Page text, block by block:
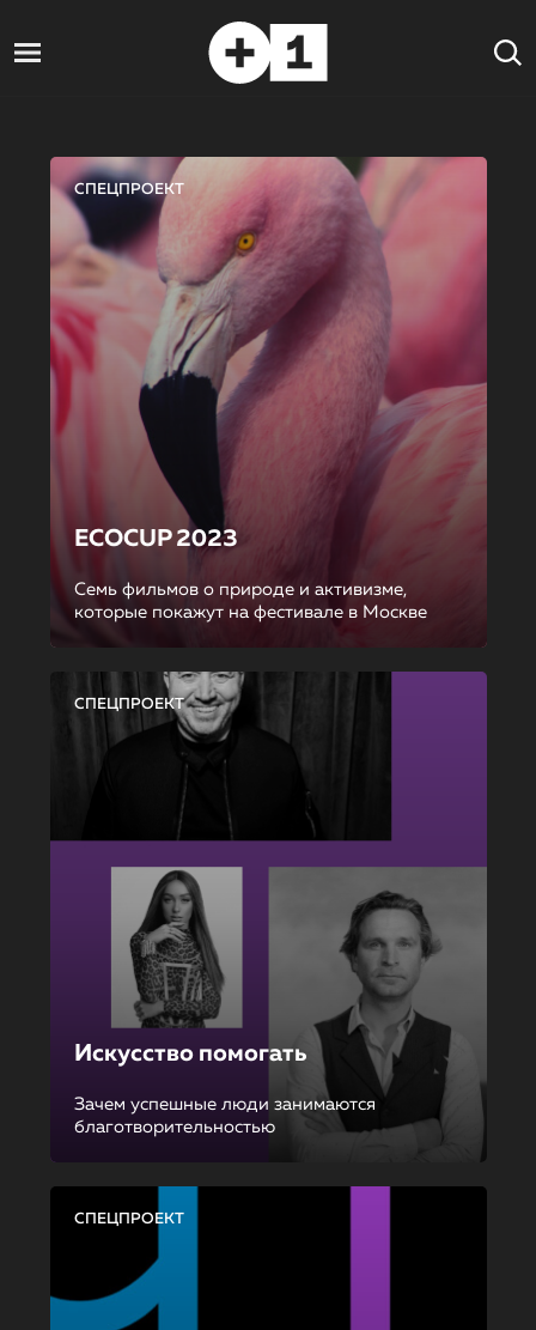
СПЕЦПРОЕКТ
ECOCUP 2023
Семь фильмов о природе и активизме,
которые покажут на фестивале в Москве
СПЕЦПРОЕКТ
Искусство помогать
Зачем успешные люди занимаются
благотворительностью
СПЕЦПРОЕКТ